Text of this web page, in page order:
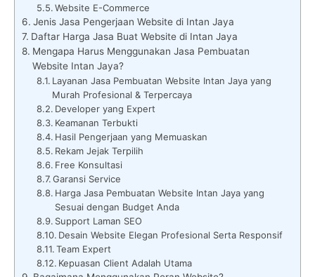
Website E-Commerce
Jenis Jasa Pengerjaan Website di Intan Jaya
Daftar Harga Jasa Buat Website di Intan Jaya
Mengapa Harus Menggunakan Jasa Pembuatan
Website Intan Jaya?
Layanan Jasa Pembuatan Website Intan Jaya yang
Murah Profesional & Terpercaya
Developer yang Expert
Keamanan Terbukti
Hasil Pengerjaan yang Memuaskan
Rekam Jejak Terpilih
Free Konsultasi
Garansi Service
Harga Jasa Pembuatan Website Intan Jaya yang
Sesuai dengan Budget Anda
Support Laman SEO
Desain Website Elegan Profesional Serta Responsif
Team Expert
Kepuasan Client Adalah Utama